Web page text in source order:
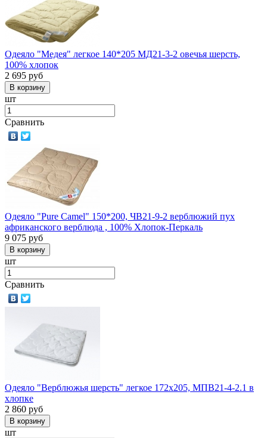
Одеяло "Медея" легкое 140*205 МД21-3-2 овечья шерсть,
100% хлопок
2 695 руб
шт
Сравнить
Одеяло "Pure Camel" 150*200, ЧВ21-9-2 верблюжий пух
африканского верблюда , 100% Хлопок-Перкаль
9 075 руб
шт
Сравнить
Одеяло "Верблюжья шерсть" легкое 172х205, МПВ21-4-2.1 в
хлопке
2 860 руб
шт